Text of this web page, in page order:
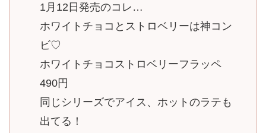
1月12日発売のコレ…
ホワイトチョコとストロベリーは神コン
ビ♡
ホワイトチョコストロベリーフラッペ
490円
同じシリーズでアイス、ホットのラテも
出てる！